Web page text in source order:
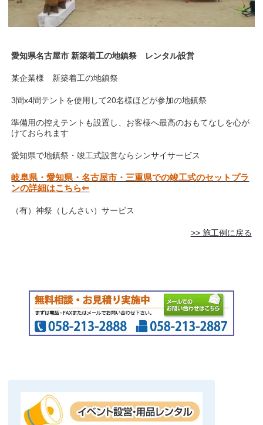
愛知県名古屋市 新築着工の地鎮祭 レンタル設営
某企業様 新築着工の地鎮祭
3間x4間テントを使用して20名様ほどが参加の地鎮祭
準備用の控えテントも設置し、お客様へ最高のおもてなしを心が
けておられます
愛知県で地鎮祭・竣工式設営ならシンサイサービス
岐阜県・愛知県・名古屋市・三重県での竣工式のセットプラ
ンの詳細はこちら⇐
（有）神祭（しんさい）サービス
>> 施工例に戻る